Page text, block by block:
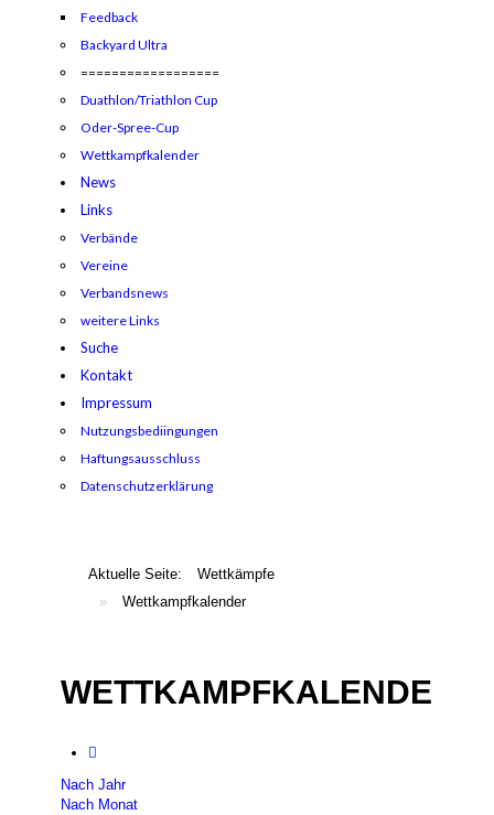
Feedback
Backyard Ultra
==================
Duathlon/Triathlon Cup
Oder-Spree-Cup
Wettkampfkalender
News
Links
Verbände
Vereine
Verbandsnews
weitere Links
Suche
Kontakt
Impressum
Nutzungsbediingungen
Haftungsausschluss
Datenschutzerklärung
Aktuelle Seite:
Wettkämpfe
»
Wettkampfkalender
WETTKAMPFKALENDER
Nach Jahr
Nach Monat